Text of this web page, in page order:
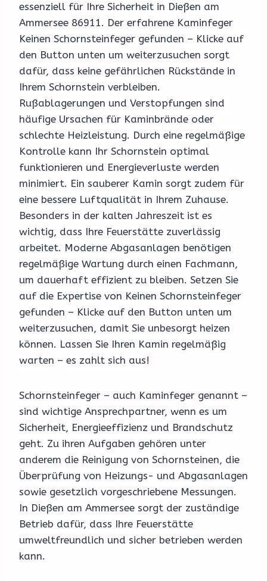
essenziell für Ihre Sicherheit in Dießen am
Ammersee 86911. Der erfahrene Kaminfeger
Keinen Schornsteinfeger gefunden – Klicke auf
den Button unten um weiterzusuchen sorgt
dafür, dass keine gefährlichen Rückstände in
Ihrem Schornstein verbleiben.
Rußablagerungen und Verstopfungen sind
häufige Ursachen für Kaminbrände oder
schlechte Heizleistung. Durch eine regelmäßige
Kontrolle kann Ihr Schornstein optimal
funktionieren und Energieverluste werden
minimiert. Ein sauberer Kamin sorgt zudem für
eine bessere Luftqualität in Ihrem Zuhause.
Besonders in der kalten Jahreszeit ist es
wichtig, dass Ihre Feuerstätte zuverlässig
arbeitet. Moderne Abgasanlagen benötigen
regelmäßige Wartung durch einen Fachmann,
um dauerhaft effizient zu bleiben. Setzen Sie
auf die Expertise von Keinen Schornsteinfeger
gefunden – Klicke auf den Button unten um
weiterzusuchen, damit Sie unbesorgt heizen
können. Lassen Sie Ihren Kamin regelmäßig
warten – es zahlt sich aus!
Schornsteinfeger – auch Kaminfeger genannt –
sind wichtige Ansprechpartner, wenn es um
Sicherheit, Energieeffizienz und Brandschutz
geht. Zu ihren Aufgaben gehören unter
anderem die Reinigung von Schornsteinen, die
Überprüfung von Heizungs- und Abgasanlagen
sowie gesetzlich vorgeschriebene Messungen.
In Dießen am Ammersee sorgt der zuständige
Betrieb dafür, dass Ihre Feuerstätte
umweltfreundlich und sicher betrieben werden
kann.